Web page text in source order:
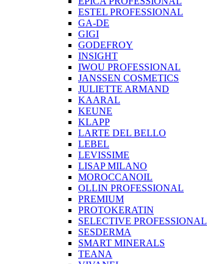
ESTEL PROFESSIONAL
GA-DE
GIGI
GODEFROY
INSIGHT
IWOU PROFESSIONAL
JANSSEN COSMETICS
JULIETTE ARMAND
KAARAL
KEUNE
KLAPP
LARTE DEL BELLO
LEBEL
LEVISSIME
LISAP MILANO
MOROCCANOIL
OLLIN PROFESSIONAL
PREMIUM
PROTOKERATIN
SELECTIVE PROFESSIONAL
SESDERMA
SMART MINERALS
TEANA